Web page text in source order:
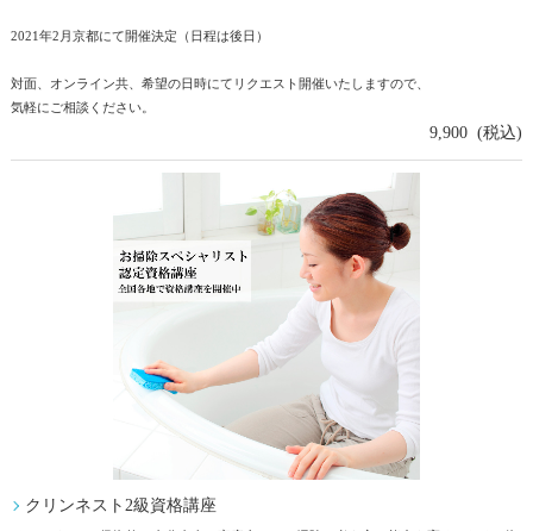
2021年2月京都にて開催決定（日程は後日）
対面、オンライン共、希望の日時にてリクエスト開催いたしますので、
気軽にご相談ください。
9,900 (税込)
クリンネスト2級資格講座